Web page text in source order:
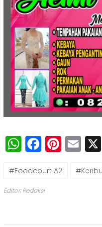
WhatsApp
#Foodcourt A2
Editor: Redaksi